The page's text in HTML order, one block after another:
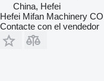
China, Hefei
Hefei Mifan Machinery
Contacte con el vendedor